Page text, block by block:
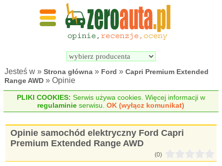
Wyszukiwarka
elektrycznych
Jesteś w »Strona główna » Ford »Capri Premium Extended
Range AWD » Opinie
PLIKI COOKIES: Serwis używa cookies. Więcej informacji w
regulaminie serwisu.OK (wyłącz komunikat)
Opinie samochód elektryczny Ford Capri
Premium Extended Range AWD
(0)